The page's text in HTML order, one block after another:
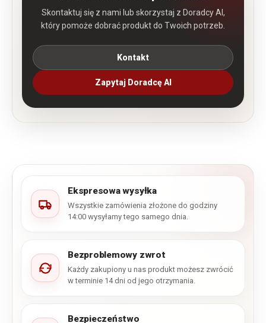
Skontaktuj się z nami lub skorzystaj z Doradcy AI,
który pomoże dobrać produkt do Twoich potrzeb.
Kontakt
Zapytaj Doradcę AI
Ekspresowa wysyłka
Wszystkie zamówienia złożone do godziny
14:00 wysyłamy tego samego dnia.
Bezproblemowy zwrot
Każdy zakupiony u nas produkt możesz zwrócić
w terminie 14 dni od jego otrzymania.
Bezpieczeństwo